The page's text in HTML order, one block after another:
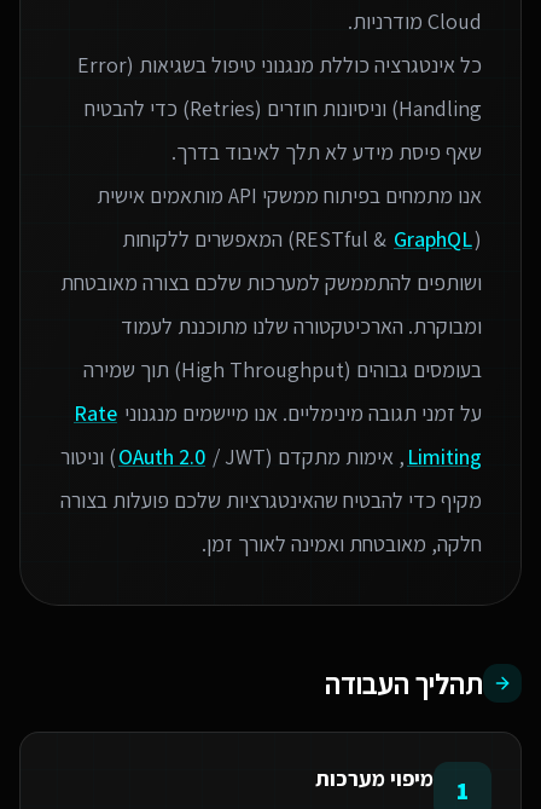
כל אינטגרציה כוללת מנגנוני טיפול בשגיאות (Error
Handling) וניסיונות חוזרים (Retries) כדי להבטיח
אנו מתמחים בפיתוח ממשקי API מותאמים אישית
(RESTful &
GraphQL
) המאפשרים ללקוחות
ושותפים להתממשק למערכות שלכם בצורה מאובטחת
ומבוקרת. הארכיטקטורה שלנו מתוכננת לעמוד
בעומסים גבוהים (High Throughput) תוך שמירה
על זמני תגובה מינימליים. אנו מיישמים מנגנוני Rate
Limiting , אימות מתקדם ( OAuth 2.0/ JWT) וניטור
מקיף כדי להבטיח שהאינטגרציות שלכם פועלות בצורה
חלקה, מאובטחת ואמינה לאורך זמן.
תהליך העבודה
1 מיפוי מערכות